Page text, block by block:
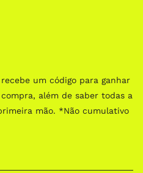
um código para ganhar
além de saber todas a
mão. *Não cumulativo